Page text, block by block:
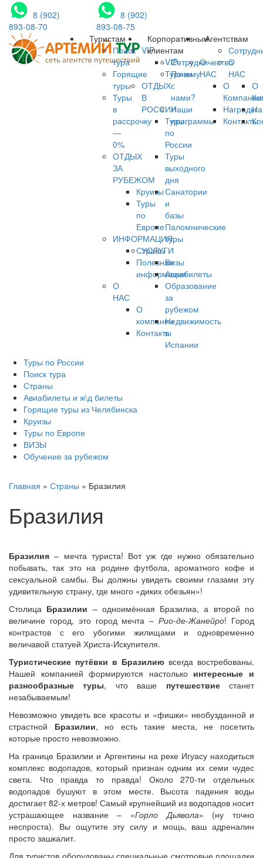
8 (902)
893-08-70
8 (902)
893-08-75
Туристам
Поиск
тура
Горящие
туры
Туры
в
рассрочку
—
0%
ОТДЫХ
ЗА
РУБЕЖОМ
Круизы
Туры
по
Европе
ИНФОРМАЦИЯ
Страны
Полезная
информация
О
НАС
О
компании
Контакты
VIP
VIP-
Туризм
ОТДЫХ
В
РОССИИ
Туры
по
России
Туры
выходного
дня
Санатории
и
базы
Паломнические
туры
УСЛУГИ
Визы
Авиабилеты
Образование
за
рубежом
Недвижимость
в
Испании
Корпоративным
клиентам
Сотрудничество
Почему
с
нами?
Наши
программы
О
НАС
О
Компании
Награды
Контакты
Агентствам
О
НАС
О
Туры по России
Поиск тура
Страны
Авиабилеты и ж\д билеты
Горящие туры из Челябинска
Круизы
Туры по Европе
ВИЗЫ
Обучение за рубежом
Главная » Страны » Бразилия
Бразилия
Бразилия – мечта туриста! Вот уж где нужно обязательно
побывать, так это на родине футбола, ароматного кофе и
сексуальной самбы. Вы должны увидеть своими глазами эту
удивительную страну, где много «диких обезьян»!
Столица Бразилии – одноимённая Бразилиа, а второй по
величине город, это город мечта –Рио-де-Жанейро! Город
контрастов с его убогими жилищами и одновременно
величавой статуей Христа-Искупителя.
Туристические путёвки в Бразилию всегда востребованы.
Нашей компанией формируются настолько интересные и
разнообразные туры, что ваше путешествиестанет
незабываемым!
Невозможно увидеть все красоты и «фишки» необузданной и
страстной Бразилии, но есть такие места, не посетить
которые просто невозможно.
На границе Бразилии и Аргентины на реке Игуасу находиться
комплекс водопадов, который признан одним их семи чудес
света. Что правда то правда! Около 270-ти отдельных
водопадов бушуют в этом месте. Высота падения воды
достигает 82-х метров! Самый крупнейший из водопадов носит
устрашающее название – «Горло Дьявола» (ну точно
неспроста). Вы ощутите эту силу и мощь, ваш адреналин
просто зашкалит.
Для туристов оборудованы специальные смотровые площадки